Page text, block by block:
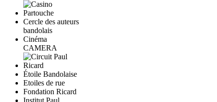
Cercle des auteurs
bandolais
Cinéma
CAMERA
Étoile Bandolaise
Etoiles de rue
Fondation Ricard
Institut Paul